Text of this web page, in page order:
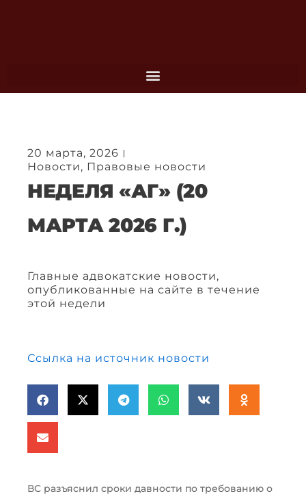
20 марта, 2026
Новости, Правовые новости
НЕДЕЛЯ «АГ» (20
МАРТА 2026 Г.)
Главные адвокатские новости,
опубликованные на сайте в течение
этой недели
Ссылка на источник новости
ВС разъяснил сроки давности по требованию о